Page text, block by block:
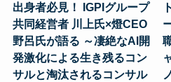
出身者必見！ IGPIグループ
共同経営者 川上氏×燈CEO
野呂氏が語る ～凄絶なAI開
発激化による生き残るコン
サルと淘汰されるコンサル